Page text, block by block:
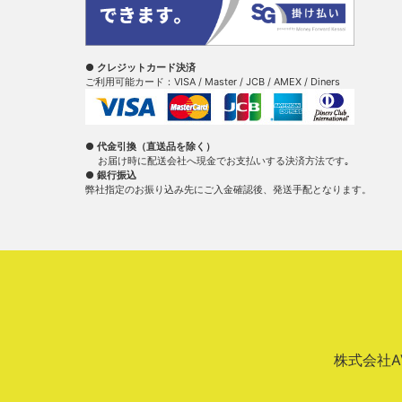
● クレジットカード決済
ご利用可能カード：VISA / Master / JCB / AMEX / Diners
● 代金引換（直送品を除く）
お届け時に配送会社へ現金でお支払いする決済方法です｡
● 銀行振込
弊社指定のお振り込み先にご入金確認後、発送手配となります。
株式会社